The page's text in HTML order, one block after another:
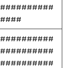
##########
####
##########
##########
##########